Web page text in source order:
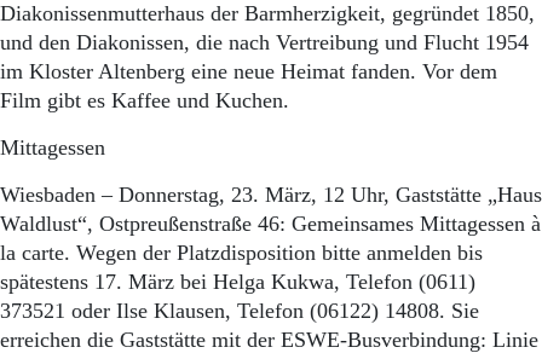
Diakonissenmutterhaus der Barmherzigkeit, gegründet 1850,
und den Diakonissen, die nach Vertreibung und Flucht 1954
im Kloster Altenberg eine neue Heimat fanden. Vor dem
Film gibt es Kaffee und Kuchen.
Mittagessen
Wiesbaden – Donnerstag, 23. März, 12 Uhr, Gaststätte „Haus
Waldlust“, Ostpreußenstraße 46: Gemeinsames Mittagessen à
la carte. Wegen der Platzdisposition bitte anmelden bis
spätestens 17. März bei Helga Kukwa, Telefon (0611)
373521 oder Ilse Klausen, Telefon (06122) 14808. Sie
erreichen die Gaststätte mit der ESWE-Busverbindung: Linie